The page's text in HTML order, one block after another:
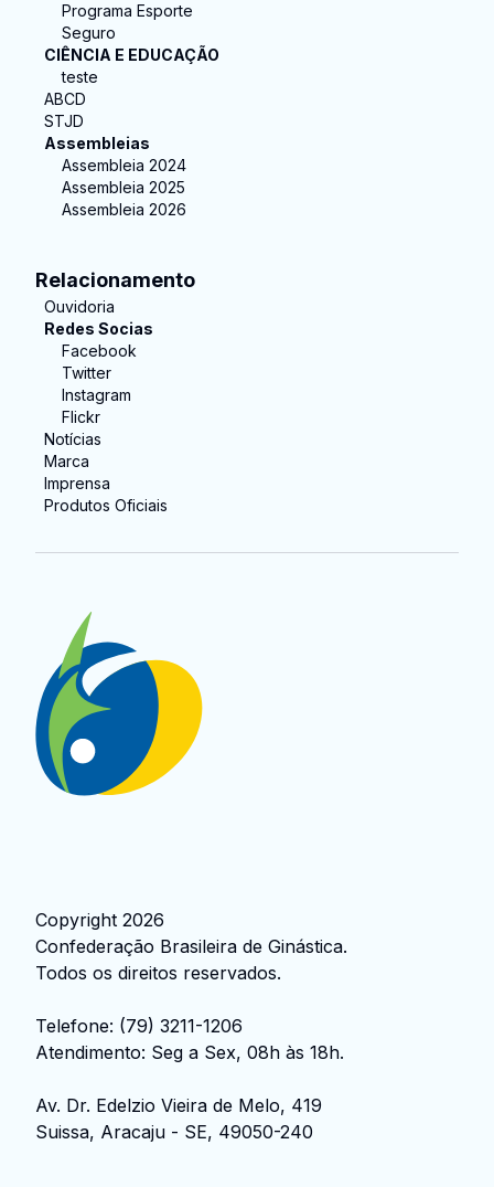
Programa Esporte
Seguro
CIÊNCIA E EDUCAÇÃO
teste
ABCD
STJD
Assembleias
Assembleia 2024
Assembleia 2025
Assembleia 2026
Relacionamento
Ouvidoria
Redes Socias
Facebook
Twitter
Instagram
Flickr
Notícias
Marca
Imprensa
Produtos Oficiais
Copyright 2026
Confederação Brasileira de Ginástica.
Todos os direitos reservados.
Telefone: (79) 3211-1206
Atendimento: Seg a Sex, 08h às 18h.
Av. Dr. Edelzio Vieira de Melo, 419
Suissa, Aracaju - SE, 49050-240